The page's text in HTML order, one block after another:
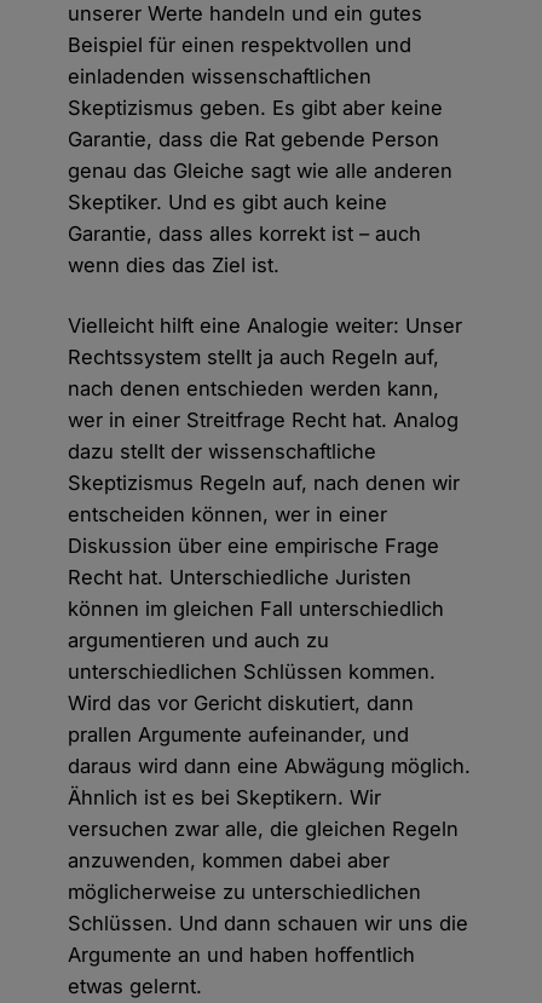
unserer Werte handeln und ein gutes
Beispiel für einen respektvollen und
einladenden wissenschaftlichen
Skeptizismus geben. Es gibt aber keine
Garantie, dass die Rat gebende Person
genau das Gleiche sagt wie alle anderen
Skeptiker. Und es gibt auch keine
Garantie, dass alles korrekt ist – auch
wenn dies das Ziel ist.
Vielleicht hilft eine Analogie weiter: Unser
Rechtssystem stellt ja auch Regeln auf,
nach denen entschieden werden kann,
wer in einer Streitfrage Recht hat. Analog
dazu stellt der wissenschaftliche
Skeptizismus Regeln auf, nach denen wir
entscheiden können, wer in einer
Diskussion über eine empirische Frage
Recht hat. Unterschiedliche Juristen
können im gleichen Fall unterschiedlich
argumentieren und auch zu
unterschiedlichen Schlüssen kommen.
Wird das vor Gericht diskutiert, dann
prallen Argumente aufeinander, und
daraus wird dann eine Abwägung möglich.
Ähnlich ist es bei Skeptikern. Wir
versuchen zwar alle, die gleichen Regeln
anzuwenden, kommen dabei aber
möglicherweise zu unterschiedlichen
Schlüssen. Und dann schauen wir uns die
Argumente an und haben hoffentlich
etwas gelernt.